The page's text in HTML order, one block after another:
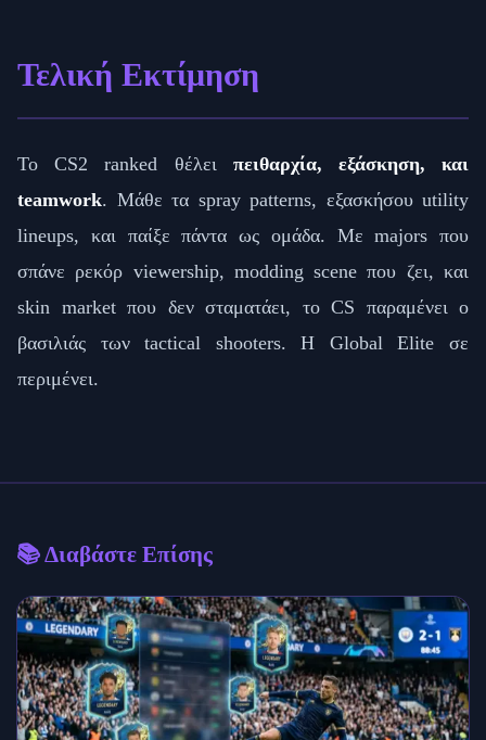
Τελική Εκτίμηση
Το CS2 ranked θέλει πειθαρχία, εξάσκηση, και
teamwork. Μάθε τα spray patterns, εξασκήσου utility
lineups, και παίξε πάντα ως ομάδα. Με majors που
σπάνε ρεκόρ viewership, modding scene που ζει, και
skin market που δεν σταματάει, το CS παραμένει ο
βασιλιάς των tactical shooters. Η Global Elite σε
περιμένει.
📚 Διαβάστε Επίσης